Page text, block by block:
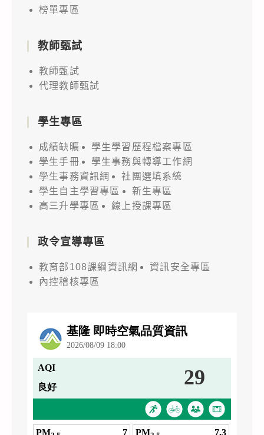
榜單專區
教師甄試
教師甄試
代理教師甄試
學生專區
成績缺曠
學生學習歷程檔案專區
學生手冊
學生事務與轉導工作網
學生事務資訊網
社團選填系統
學生自主學習專區
新生專區
高三升學專區
線上授課專區
政令宣導專區
教育部108課綱資訊網
資訊安全專區
內控稽核專區